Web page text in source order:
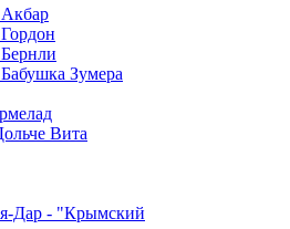
Зумера
Вита
Дар - "Крымский